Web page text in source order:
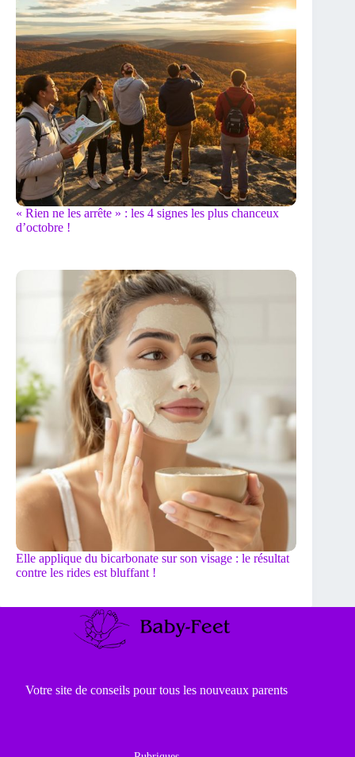
« Rien ne les arrête » : les 4 signes les plus chanceux
d’octobre !
Elle applique du bicarbonate sur son visage : le résultat
contre les rides est bluffant !
Votre site de conseils pour tous les nouveaux parents